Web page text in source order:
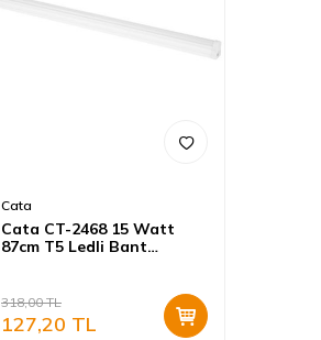
Cata
Cata CT-2468 15 Watt
87cm T5 Ledli Bant
318,00TL
127,20 TL